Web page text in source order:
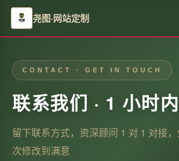
尧图·网站定制
CONTACT · GET IN TOUCH
联系我们 · 1 小时
留下联系方式，资深顾问 1 对 1 对接
次修改到满意